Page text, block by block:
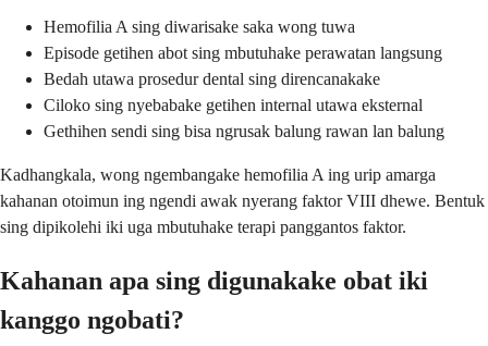
Hemofilia A sing diwarisake saka wong tuwa
Episode getihen abot sing mbutuhake perawatan langsung
Bedah utawa prosedur dental sing direncanakake
Ciloko sing nyebabake getihen internal utawa eksternal
Gethihen sendi sing bisa ngrusak balung rawan lan balung
Kadhangkala, wong ngembangake hemofilia A ing urip amarga
kahanan otoimun ing ngendi awak nyerang faktor VIII dhewe. Bentuk
sing dipikolehi iki uga mbutuhake terapi panggantos faktor.
Kahanan apa sing digunakake obat iki
kanggo ngobati?